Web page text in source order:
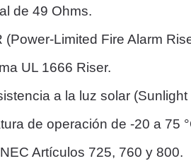
de 49 Ohms.
(Power-Limited Fire Alarm
UL 1666 Riser.
a la luz solar (Sunlight
de operación de -20 a 75
Artículos 725, 760 y 800.